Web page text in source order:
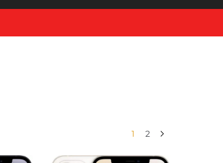
1 2